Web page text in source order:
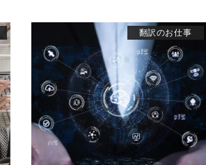
翻訳のお仕事